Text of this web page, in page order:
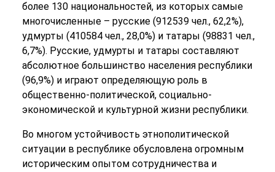
более 130 национальностей, из которых самые
многочисленные – русские (912539 чел., 62,2%),
удмурты (410584 чел., 28,0%) и татары (98831 чел.,
6,7%). Русские, удмурты и татары составляют
абсолютное большинство населения республики
(96,9%) и играют определяющую роль в
общественно-политической, социально-
экономической и культурной жизни республики.
Во многом устойчивость этнополитической
ситуации в республике обусловлена огромным
историческим опытом сотрудничества и